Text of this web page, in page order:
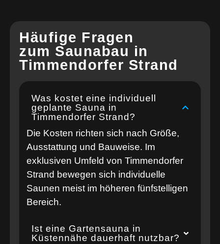
Häufige Fragen
zum Saunabau in
Timmendorfer Strand
Was kostet eine individuell
geplante Sauna in
Timmendorfer Strand?
Die Kosten richten sich nach Größe,
Ausstattung und Bauweise. Im
exklusiven Umfeld von Timmendorfer
Strand bewegen sich individuelle
Saunen meist im höheren fünfstelligen
Bereich.
Ist eine Gartensauna in
Küstennähe dauerhaft nutzbar?